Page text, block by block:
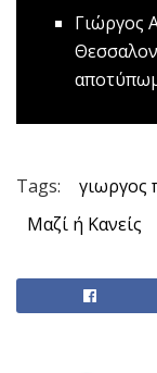
Γιώργος
Tags: γιωργος
Μαζί ή Κανείς